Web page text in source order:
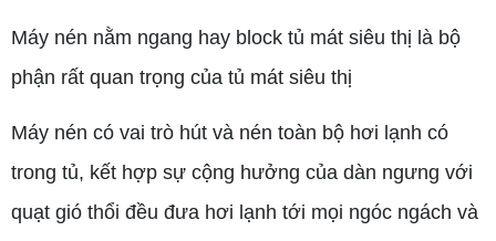
Máy nén nằm ngang hay block tủ mát siêu thị là bộ
phận rất quan trọng của tủ mát siêu thị
Máy nén có vai trò hút và nén toàn bộ hơi lạnh có
trong tủ, kết hợp sự cộng hưởng của dàn ngưng với
quạt gió thổi đều đưa hơi lạnh tới mọi ngóc ngách và